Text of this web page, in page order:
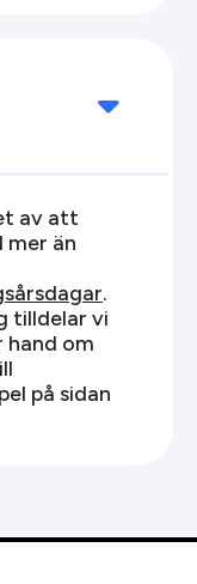

av att
mer än
.
tilldelar vi
om
på sidan